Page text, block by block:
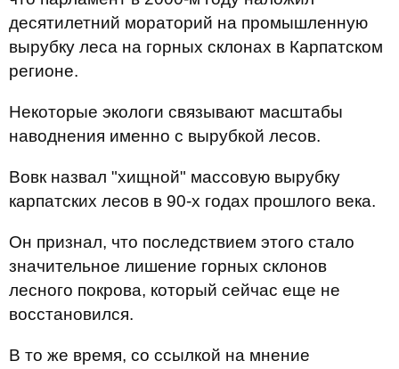
десятилетний мораторий на промышленную
вырубку леса на горных склонах в Карпатском
регионе.
Некоторые экологи связывают масштабы
наводнения именно с вырубкой лесов.
Вовк назвал "хищной" массовую вырубку
карпатских лесов в 90-х годах прошлого века.
Он признал, что последствием этого стало
значительное лишение горных склонов
лесного покрова, который сейчас еще не
восстановился.
В то же время, со ссылкой на мнение